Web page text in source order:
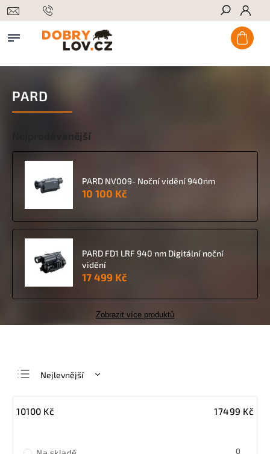
Hledat
PARD
Nejprodávanější
PARD NV009- Noční vidění 940nm
10 100 Kč
PARD FD1 LRF 940 nm Digitální noční
vidění
17 499 Kč
Zobrazit více produktů
Nejlevnější
Nejprodávanější
10100 Kč 17499 Kč
0